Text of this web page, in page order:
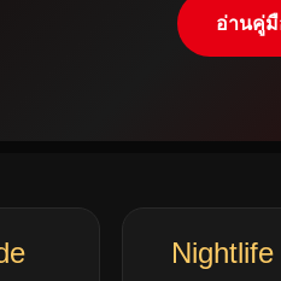
อ่านคู่มื